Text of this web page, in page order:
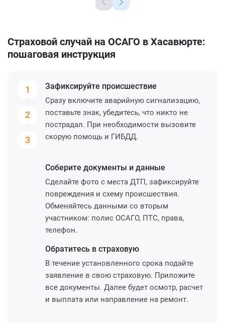
Страховой случай на ОСАГО в Хасавюрте:
пошаговая инструкция
1
2
3
Зафиксируйте происшествие
Сразу включите аварийную сигнализацию,
поставьте знак, убедитесь, что никто не
пострадал. При необходимости вызовите
скорую помощь и ГИБДД.
Соберите документы и данные
Сделайте фото с места ДТП, зафиксируйте
повреждения и схему происшествия.
Обменяйтесь данными со вторым
участником: полис ОСАГО, ПТС, права,
телефон.
Обратитесь в страховую
В течение установленного срока подайте
заявление в свою страховую. Приложите
все документы. Далее будет осмотр, расчет
и выплата или направление на ремонт.